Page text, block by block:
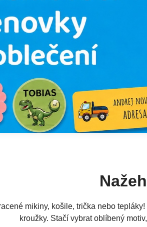
mikiny, košile, trička nebo
kroužky. Stačí vybrat oblíbený